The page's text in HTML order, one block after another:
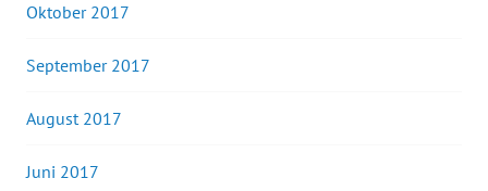
Oktober 2017
September 2017
August 2017
Juni 2017